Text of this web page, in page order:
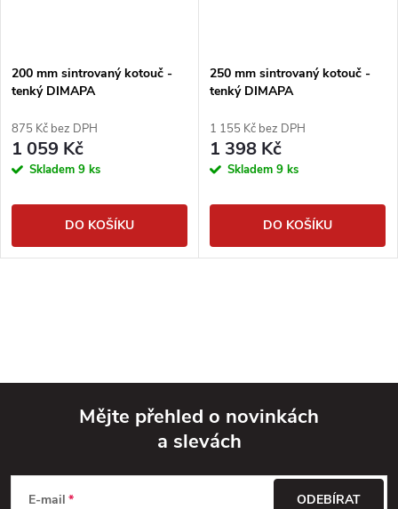
200 mm sintrovaný kotouč -
tenký DIMAPA
875 Kč bez DPH
1 059 Kč
Skladem 9 ks
DO KOŠÍKU
250 mm sintrovaný kotouč -
tenký DIMAPA
1 155 Kč bez DPH
1 398 Kč
Skladem 9 ks
DO KOŠÍKU
Mějte přehled o novinkách
a slevách
E-mail ODEBÍRAT